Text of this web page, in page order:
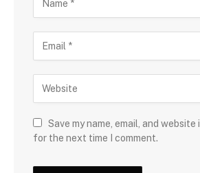
Save my name, email, and
for the next time I comment.